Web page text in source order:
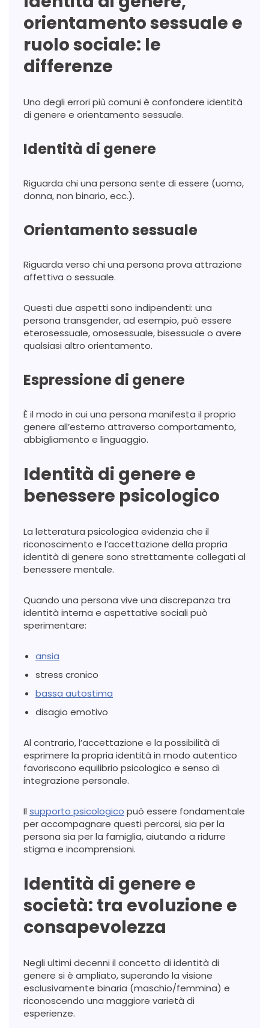
orientamento sessuale e
ruolo sociale: le
differenze
Uno degli errori più comuni è confondere identità
di genere e orientamento sessuale.
Identità di genere
Riguarda chi una persona sente di essere (uomo,
donna, non binario, ecc.).
Orientamento sessuale
Riguarda verso chi una persona prova attrazione
affettiva o sessuale.
Questi due aspetti sono indipendenti: una
persona transgender, ad esempio, può essere
eterosessuale, omosessuale, bisessuale o avere
qualsiasi altro orientamento.
Espressione di genere
È il modo in cui una persona manifesta il proprio
genere all’esterno attraverso comportamento,
abbigliamento e linguaggio.
Identità di genere e
benessere psicologico
La letteratura psicologica evidenzia che il
riconoscimento e l’accettazione della propria
identità di genere sono strettamente collegati al
benessere mentale.
Quando una persona vive una discrepanza tra
identità interna e aspettative sociali può
sperimentare:
ansia
stress cronico
bassa autostima
disagio emotivo
Al contrario, l’accettazione e la possibilità di
esprimere la propria identità in modo autentico
favoriscono equilibrio psicologico e senso di
integrazione personale.
Il supporto psicologico può essere fondamentale
per accompagnare questi percorsi, sia per la
persona sia per la famiglia, aiutando a ridurre
stigma e incomprensioni.
Identità di genere e
società: tra evoluzione e
consapevolezza
Negli ultimi decenni il concetto di identità di
genere si è ampliato, superando la visione
esclusivamente binaria (maschio/femmina) e
riconoscendo una maggiore varietà di
esperienze.